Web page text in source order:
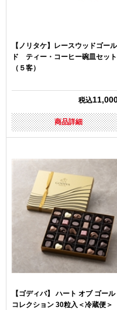
【ノリタケ】レースウッドゴール
ド ティー・コーヒー碗皿セット
（５客）
税込
商品詳細
【ゴディバ】 ハート オブ ゴール
コレクション 30粒入＜冷蔵便＞